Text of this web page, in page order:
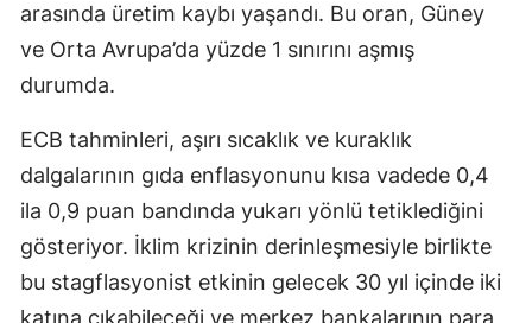
arasında üretim kaybı yaşandı. Bu oran, Güney
ve Orta Avrupa’da yüzde 1 sınırını aşmış
durumda.
ECB tahminleri, aşırı sıcaklık ve kuraklık
dalgalarının gıda enflasyonunu kısa vadede 0,4
ila 0,9 puan bandında yukarı yönlü tetiklediğini
gösteriyor. İklim krizinin derinleşmesiyle birlikte
bu stagflasyonist etkinin gelecek 30 yıl içinde iki